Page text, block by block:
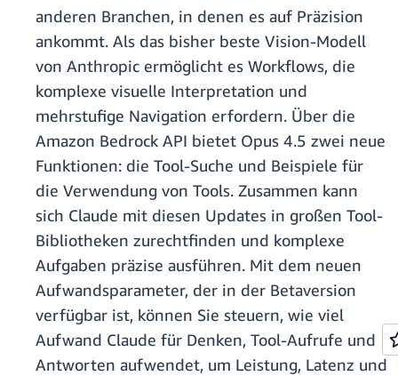
anderen Branchen, in denen es auf Präzision
ankommt. Als das bisher beste Vision-Modell
von Anthropic ermöglicht es Workflows, die
komplexe visuelle Interpretation und
mehrstufige Navigation erfordern. Über die
Amazon Bedrock API bietet Opus 4.5 zwei neue
Funktionen: die Tool-Suche und Beispiele für
die Verwendung von Tools. Zusammen kann
sich Claude mit diesen Updates in großen Tool-
Bibliotheken zurechtfinden und komplexe
Aufgaben präzise ausführen. Mit dem neuen
Aufwandsparameter, der in der Betaversion
verfügbar ist, können Sie steuern, wie viel
Aufwand Claude für Denken, Tool-Aufrufe und
Antworten aufwendet, um Leistung, Latenz und